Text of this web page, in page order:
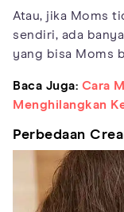
Atau, jika Moms
sendiri, ada
yang bisa Moms
Baca Juga: Cara
Menghilangkan
Perbedaan